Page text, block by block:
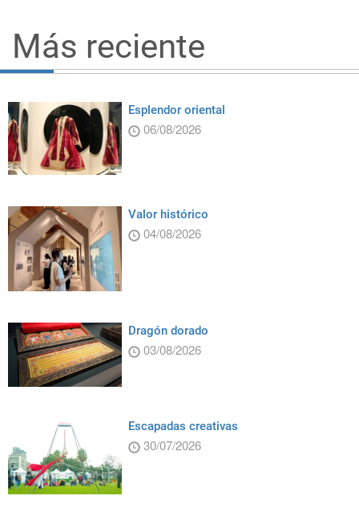
Más reciente
Esplendor oriental
06/08/2026
Valor histórico
04/08/2026
Dragón dorado
03/08/2026
Escapadas creativas
30/07/2026